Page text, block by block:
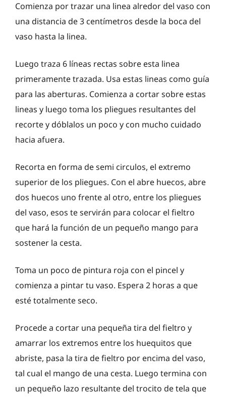
Comienza por trazar una linea alredor del vaso con
una distancia de 3 centímetros desde la boca del
vaso hasta la linea.
Luego traza 6 líneas rectas sobre esta linea
primeramente trazada. Usa estas lineas como guía
para las aberturas. Comienza a cortar sobre estas
lineas y luego toma los pliegues resultantes del
recorte y dóblalos un poco y con mucho cuidado
hacia afuera.
Recorta en forma de semi circulos, el extremo
superior de los pliegues. Con el abre huecos, abre
dos huecos uno frente al otro, entre los pliegues
del vaso, esos te servirán para colocar el fieltro
que hará la función de un pequeño mango para
sostener la cesta.
Toma un poco de pintura roja con el pincel y
comienza a pintar tu vaso. Espera 2 horas a que
esté totalmente seco.
Procede a cortar una pequeña tira del fieltro y
amarrar los extremos entre los huequitos que
abriste, pasa la tira de fieltro por encima del vaso,
tal cual el mango de una cesta. Luego termina con
un pequeño lazo resultante del trocito de tela que